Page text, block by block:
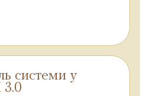
системи у